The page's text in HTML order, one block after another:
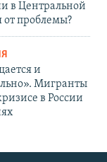
в Центральной
от проблемы?
и
Мигранты
в России